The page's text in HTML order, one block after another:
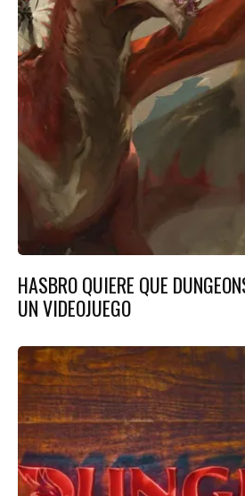
HASBRO QUIERE QUE
UN VIDEOJUEGO